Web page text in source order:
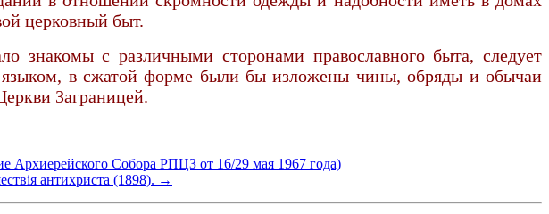
церковный быт.
знакомы с различными сторонами православного быта, следует
языком, в сжатой форме были бы изложены чины, обряды и обычаи
Заграницей.
Собора РПЦЗ от 16/29 мая 1967 года)
антихриста (1898). →